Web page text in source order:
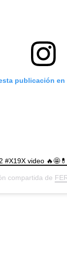
publicación en
video
compartida de